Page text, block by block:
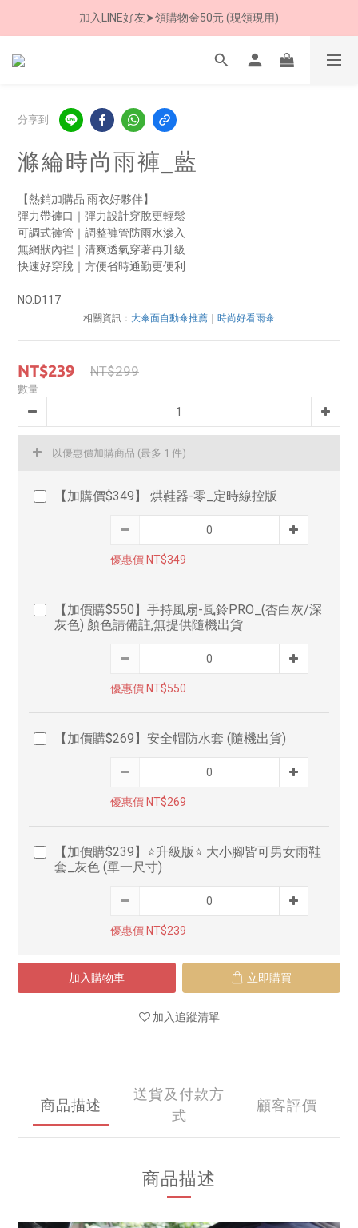
8/8 父親節限定 超商取貨免運費
分享到
滌綸時尚雨褲_藍
【熱銷加購品 雨衣好夥伴】
彈力帶褲口｜彈力設計穿脫更輕鬆
可調式褲管｜調整褲管防雨水滲入
無網狀內裡｜清爽透氣穿著再升級
快速好穿脫｜方便省時通勤更便利
NO.D117
相關資訊： 大傘面自動傘推薦 時尚好看雨傘
NT$239 NT$299
數量
以優惠價加購商品 (最多 1 件)
【加購價$349】 烘鞋器-零_定時線控版
優惠價 NT$349
【加價購$550】手持風扇-風鈴PRO_(杏白灰/深
灰色) 顏色請備註,無提供隨機出貨
優惠價 NT$550
【加價購$269】安全帽防水套 (隨機出貨)
優惠價 NT$269
【加價購$239】⭐升級版⭐ 大小腳皆可男女雨鞋
套_灰色 (單一尺寸)
優惠價 NT$239
加入購物車 立即購買
加入追蹤清單
商品描述
送貨及付款方
式
顧客評價
商品描述